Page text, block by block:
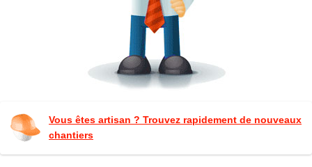
Vous êtes artisan ? Trouvez rapidement de nouveaux
chantiers